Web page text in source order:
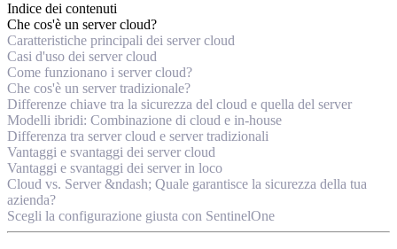
Indice dei contenuti
Che cos'è un server cloud?
Caratteristiche principali dei server cloud
Casi d'uso dei server cloud
Come funzionano i server cloud?
Che cos'è un server tradizionale?
Differenze chiave tra la sicurezza del cloud e quella del server
Modelli ibridi: Combinazione di cloud e in-house
Differenza tra server cloud e server tradizionali
Vantaggi e svantaggi dei server cloud
Vantaggi e svantaggi dei server in loco
Cloud vs. Server &ndash; Quale garantisce la sicurezza della tua
azienda?
Scegli la configurazione giusta con SentinelOne